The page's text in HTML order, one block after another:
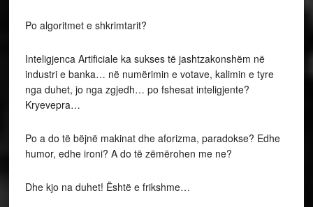
Po algoritmet e shkrimtarit?
Inteligjenca Artificiale ka sukses të jashtzakonshëm në
industri e banka… në numërimin e votave, kalimin e tyre
nga duhet, jo nga zgjedh… po fshesat inteligjente?
Kryevepra…
Po a do të bëjnë makinat dhe aforizma, paradokse? Edhe
humor, edhe ironi? A do të zëmërohen me ne?
Dhe kjo na duhet! Është e frikshme…